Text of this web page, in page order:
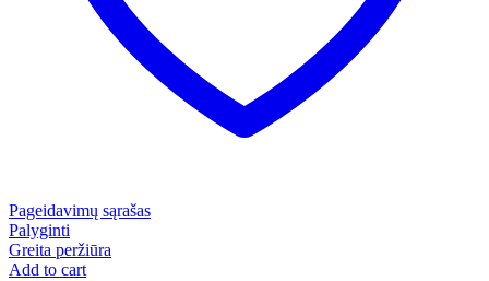
Pageidavimų sąrašas
Palyginti
Greita peržiūra
Add to cart